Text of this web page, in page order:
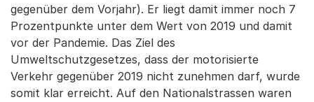
gegenüber dem Vorjahr). Er liegt damit immer noch 7
Prozentpunkte unter dem Wert von 2019 und damit
vor der Pandemie. Das Ziel des
Umweltschutzgesetzes, dass der motorisierte
Verkehr gegenüber 2019 nicht zunehmen darf, wurde
somit klar erreicht. Auf den Nationalstrassen waren